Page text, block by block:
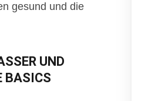
gesund und die
UND
BASICS